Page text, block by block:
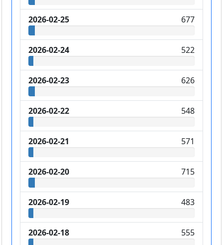
2026-02-25 677
2026-02-24 522
2026-02-23 626
2026-02-22 548
2026-02-21 571
2026-02-20 715
2026-02-19 483
2026-02-18 555